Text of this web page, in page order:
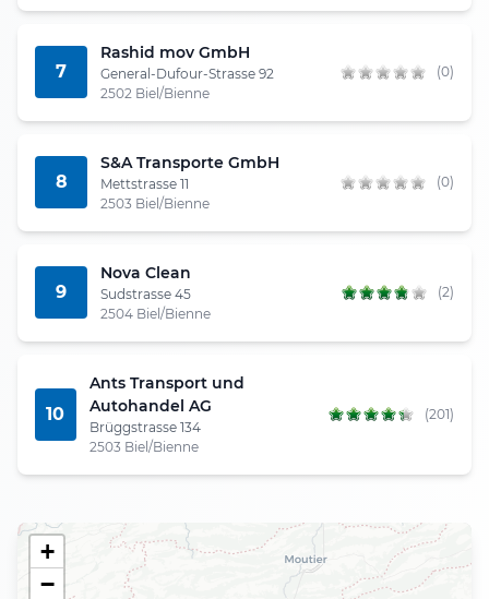
7
Rashid mov GmbH
General-Dufour-Strasse 92
2502 Biel/Bienne
(0)
8
S&A Transporte GmbH
Mettstrasse 11
2503 Biel/Bienne
(0)
9
Nova Clean
Sudstrasse 45
2504 Biel/Bienne
(2)
10
Ants Transport und
Autohandel AG
Brüggstrasse 134
2503 Biel/Bienne
(201)
+
−